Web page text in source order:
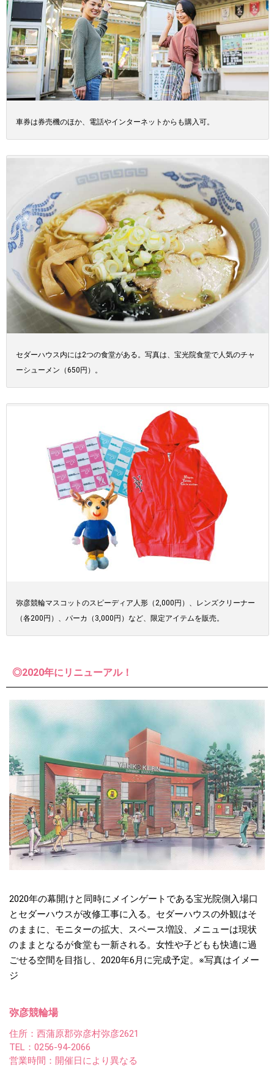
車券は券売機のほか、電話やインターネットからも購入可。
セダーハウス内には2つの食堂がある。写真は、宝光院食堂で人気のチャ
ーシューメン（650円）。
弥彦競輪マスコットのスピーディア人形（2,000円）、レンズクリーナー
（各200円）、パーカ（3,000円）など、限定アイテムを販売。
◎2020年にリニューアル！
2020年の幕開けと同時にメインゲートである宝光院側入場口
とセダーハウスが改修工事に入る。セダーハウスの外観はそ
のままに、モニターの拡大、スペース増設、メニューは現状
のままとなるが食堂も一新される。女性や子どもも快適に過
ごせる空間を目指し、2020年6月に完成予定。※写真はイメー
ジ
弥彦競輪場
住所：西蒲原郡弥彦村弥彦2621
TEL：0256-94-2066
営業時間：開催日により異なる